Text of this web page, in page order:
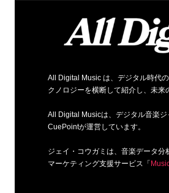
All Digital Music は、デジタル時代
クノロジーを横断して紹介し、未来
All Digital Musicは、デジタル音楽
CuePointが運営しています。
ジェイ・コウガミは、音楽データ分
マーケティング支援サービス「